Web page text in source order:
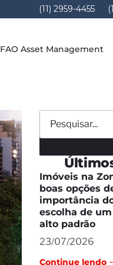
(11) 2959-4455
FAO Asset Management
Imóveis na
boas opções
importância
escolha de
alto padrão
23/07/2026
Continue lendo